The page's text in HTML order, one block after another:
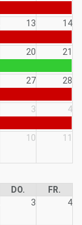
13
14
20
21
27
28
3
4
10 11
DO.
FR.
3 4